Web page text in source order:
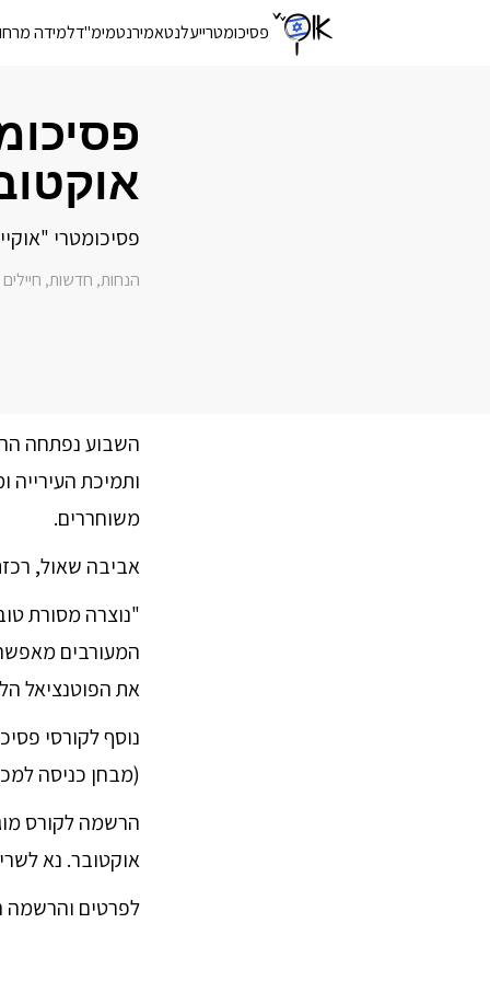
פסיכומטרייעלנטאמירנטמימ"דלמידה
אוקטובר
פסיכומטרי
הנחות, חדשות,
השבוע נפתחה
ותמיכת העירייה
משוחררים.
אביבה שאול,
"נוצרה מסורת
המעורבים
את הפוטנציאל
נוסף לקורסי
(מבחן כניסה
אוקטובר. נא
לפרטים והרשמה